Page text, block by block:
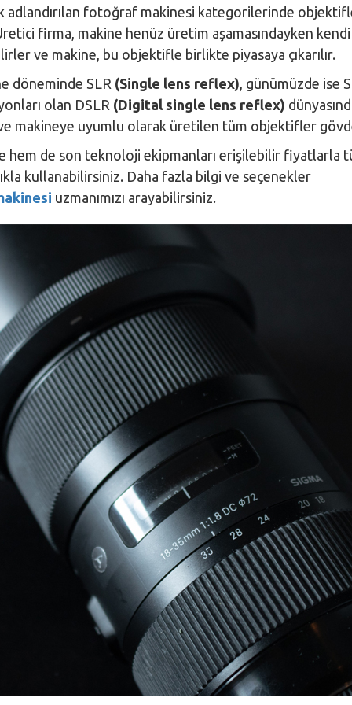
adlandırılan fotoğraf makinesi kategorilerinde
firma, makine henüz üretim aşamasındayken
ve makine, bu objektifle birlikte piyasaya çıkarılır.
döneminde SLR (Single lens reflex), günümüzde ise
olan DSLR (Digital single lens reflex)
makineye uyumlu olarak üretilen tüm objektifler
hem de son teknoloji ekipmanları erişilebilir fiyatlarla
kullanabilirsiniz. Daha fazla bilgi ve seçenekler
uzmanımızı arayabilirsiniz.